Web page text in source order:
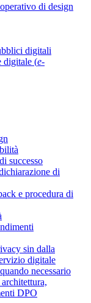
di design
digitali
digitale (e-
successo
di
e procedura di
sin dalla
digitale
necessario
DPO